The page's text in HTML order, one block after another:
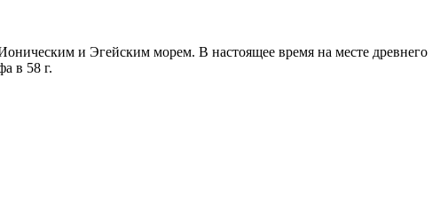
и Эгейским морем. В настоящее время на месте древнего
в 58 г.